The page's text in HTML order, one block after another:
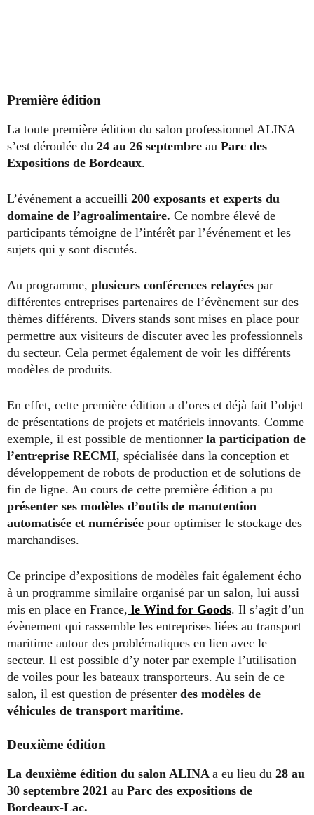
Première édition
La toute première édition du salon professionnel ALINA
s’est déroulée du 24 au 26 septembre au Parc des
Expositions de Bordeaux.
L’événement a accueilli 200 exposants et experts du
domaine de l’agroalimentaire. Ce nombre élevé de
participants témoigne de l’intérêt par l’événement et les
sujets qui y sont discutés.
Au programme, plusieurs conférences relayées par
différentes entreprises partenaires de l’évènement sur des
thèmes différents. Divers stands sont mises en place pour
permettre aux visiteurs de discuter avec les professionnels
du secteur. Cela permet également de voir les différents
modèles de produits.
En effet, cette première édition a d’ores et déjà fait l’objet
de présentations de projets et matériels innovants. Comme
exemple, il est possible de mentionner la participation de
l’entreprise RECMI, spécialisée dans la conception et
développement de robots de production et de solutions de
fin de ligne. Au cours de cette première édition a pu
présenter ses modèles d’outils de manutention
automatisée et numérisée pour optimiser le stockage des
marchandises.
Ce principe d’expositions de modèles fait également écho
à un programme similaire organisé par un salon, lui aussi
mis en place en France, le Wind for Goods. Il s’agit d’un
évènement qui rassemble les entreprises liées au transport
maritime autour des problématiques en lien avec le
secteur. Il est possible d’y noter par exemple l’utilisation
de voiles pour les bateaux transporteurs. Au sein de ce
salon, il est question de présenter des modèles de
véhicules de transport maritime.
Deuxième édition
La deuxième édition du salon ALINA a eu lieu du 28 au
30 septembre 2021 au Parc des expositions de
Bordeaux-Lac.